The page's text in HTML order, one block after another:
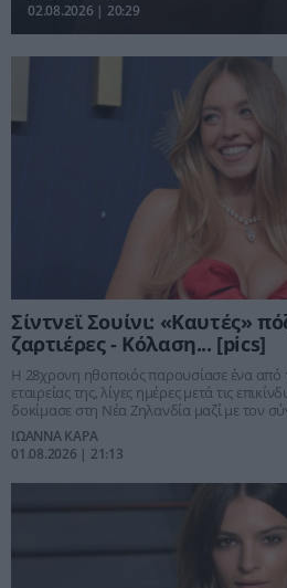
02.08.2026 | 20:29
Σίντνεϊ Σουίνι: «Καυτές»
ζαρτιέρες - Κόλαση... [pics]
Η 28χρονη ηθοποιός παρουσίασε ένα από
εταιρείας της, λίγες ημέρες μετά τις
δοκίμασε στη Νέα Ζηλανδία μαζί με τον
ΙΩΑΝΝΑ ΚΑΡΑ
01.08.2026 | 21:13